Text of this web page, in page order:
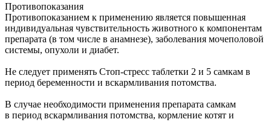
Противопоказания
Противопоказанием к применению является повышенная
индивидуальная чувствительность животного к компонентам
препарата (в том числе в анамнезе), заболевания мочеполовой
системы, опухоли и диабет.
Не следует применять Стоп-стресс таблетки 2 и 5 самкам в
период беременности и вскармливания потомства.
В случае необходимости применения препарата самкам
в период вскармливания потомства, кормление котят и